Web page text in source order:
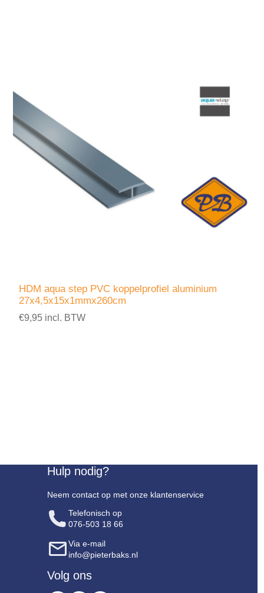
HDM aqua step PVC koppelprofiel aluminium
27x4,5x15x1mmx260cm
€9,95 incl. BTW
Hulp nodig?
Neem contact op met onze klantenservice
Telefonisch op
076-503 18 66
Via e-mail
info@pieterbaks.nl
Volg ons